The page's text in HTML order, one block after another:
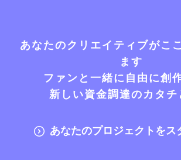
あなたのクリエイティブがこ
ます
ファンと一緒に自由に創
新しい資金調達のカタチ
あなたのプロジェクトをス